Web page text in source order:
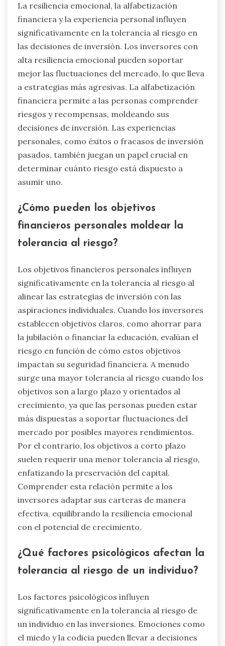
La resiliencia emocional, la alfabetización
financiera y la experiencia personal influyen
significativamente en la tolerancia al riesgo en
las decisiones de inversión. Los inversores con
alta resiliencia emocional pueden soportar
mejor las fluctuaciones del mercado, lo que lleva
a estrategias más agresivas. La alfabetización
financiera permite a las personas comprender
riesgos y recompensas, moldeando sus
decisiones de inversión. Las experiencias
personales, como éxitos o fracasos de inversión
pasados, también juegan un papel crucial en
determinar cuánto riesgo está dispuesto a
asumir uno.
¿Cómo pueden los objetivos
financieros personales moldear la
tolerancia al riesgo?
Los objetivos financieros personales influyen
significativamente en la tolerancia al riesgo al
alinear las estrategias de inversión con las
aspiraciones individuales. Cuando los inversores
establecen objetivos claros, como ahorrar para
la jubilación o financiar la educación, evalúan el
riesgo en función de cómo estos objetivos
impactan su seguridad financiera. A menudo
surge una mayor tolerancia al riesgo cuando los
objetivos son a largo plazo y orientados al
crecimiento, ya que las personas pueden estar
más dispuestas a soportar fluctuaciones del
mercado por posibles mayores rendimientos.
Por el contrario, los objetivos a corto plazo
suelen requerir una menor tolerancia al riesgo,
enfatizando la preservación del capital.
Comprender esta relación permite a los
inversores adaptar sus carteras de manera
efectiva, equilibrando la resiliencia emocional
con el potencial de crecimiento.
¿Qué factores psicológicos afectan la
tolerancia al riesgo de un individuo?
Los factores psicológicos influyen
significativamente en la tolerancia al riesgo de
un individuo en las inversiones. Emociones como
el miedo y la codicia pueden llevar a decisiones